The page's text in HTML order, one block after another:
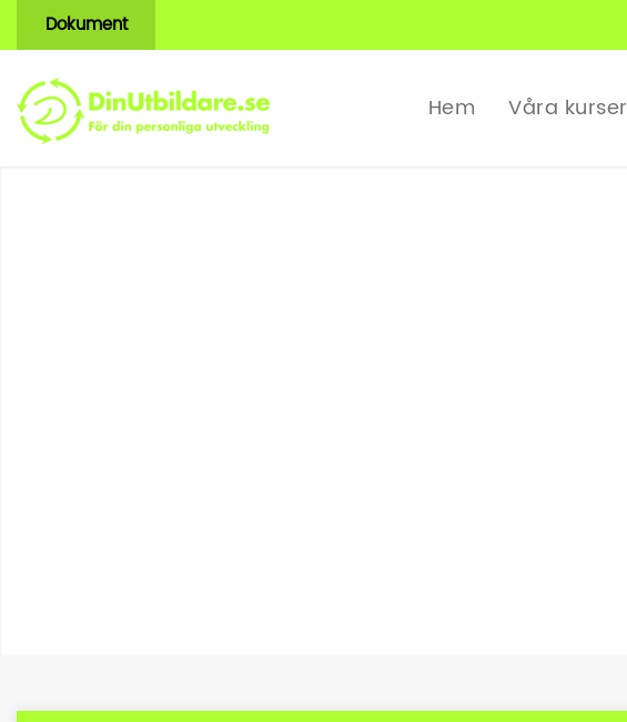
Dokument
Hem Våra kurser